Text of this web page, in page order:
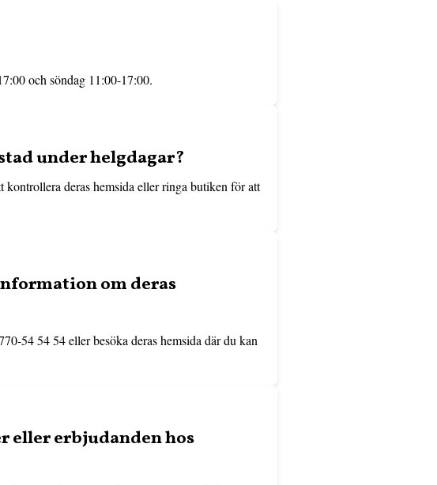
och söndag 11:00-17:00.
under helgdagar?
deras hemsida eller ringa butiken för att
om deras
54 54 54 eller besöka deras hemsida där du kan
eller erbjudanden hos